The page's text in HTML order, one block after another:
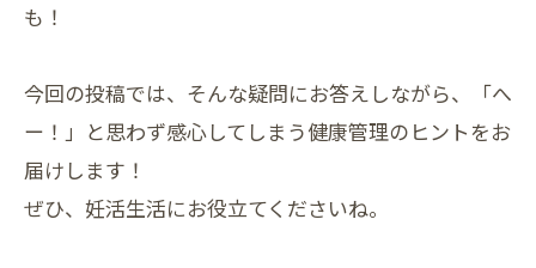
も！
今回の投稿では、そんな疑問にお答えしながら、「へ
ー！」と思わず感心してしまう健康管理のヒントをお
届けします！
ぜひ、妊活生活にお役立てくださいね。